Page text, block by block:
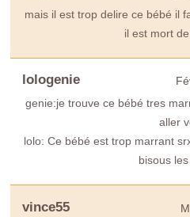
mais il est trop delire ce bébé il
il est mort
lologenie
genie:je trouve ce bébé tres
aller
lolo: Ce bébé est trop marrant
bisous
vince55